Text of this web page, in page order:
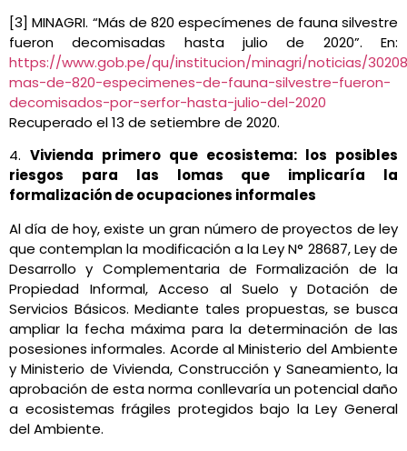
[3] MINAGRI. “Más de 820 especímenes de fauna silvestre
fueron decomisadas hasta julio de 2020”. En:
https://www.gob.pe/qu/institucion/minagri/noticias/
mas-de-820-especimenes-de-fauna-silvestre-fueron-
decomisados-por-serfor-hasta-julio-del-2020
Recuperado el 13 de setiembre de 2020.
4. Vivienda primero que ecosistema: los posibles
riesgos para las lomas que implicaría la
formalización de ocupaciones informales
Al día de hoy, existe un gran número de proyectos de ley
que contemplan la modificación a la Ley N° 28687, Ley de
Desarrollo y Complementaria de Formalización de la
Propiedad Informal, Acceso al Suelo y Dotación de
Servicios Básicos. Mediante tales propuestas, se busca
ampliar la fecha máxima para la determinación de las
posesiones informales. Acorde al Ministerio del Ambiente
y Ministerio de Vivienda, Construcción y Saneamiento, la
aprobación de esta norma conllevaría un potencial daño
a ecosistemas frágiles protegidos bajo la Ley General
del Ambiente.